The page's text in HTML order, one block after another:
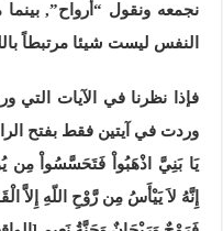
نجمعه ونقول “أرواح”,
النفس ليست شيئا مرتبطاً
فإذا نظرنا في الآيات التي
وردت في آيتين فقط بفتح
يَا بَنِيَّ اذْهَبُواْ فَتَحَسَّسُواْ مِن
إِنَّهُ لاَ يَيْأَسُ مِن رَّوْحِ اللّهِ إِلاَّ